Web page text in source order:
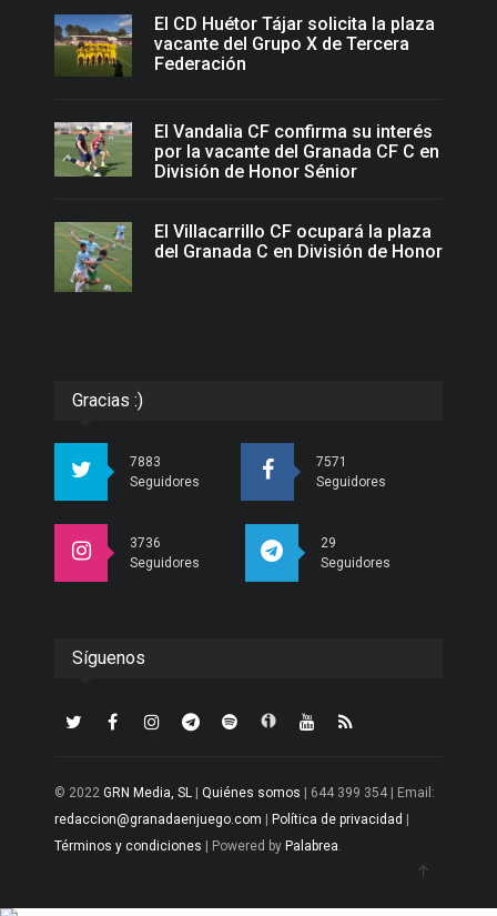
El CD Huétor Tájar solicita la plaza
vacante del Grupo X de Tercera
Federación
El Vandalia CF confirma su interés
por la vacante del Granada CF C en
División de Honor Sénior
El Villacarrillo CF ocupará la plaza
del Granada C en División de Honor
Gracias :)
7883
Seguidores
7571
Seguidores
3736
Seguidores
29
Seguidores
Síguenos
© 2022 GRN Media, SL Quiénes somos | 644 399 354 | Email:
redaccion@granadaenjuego.com
Política de privacidad
Términos y condiciones | Powered by Palabrea.